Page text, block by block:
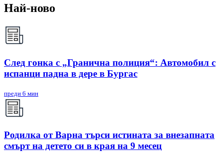
Най-ново
След гонка с „Гранична полиция“: Автомобил с
испанци падна в дере в Бургас
преди 6 мин
Родилка от Варна търси истината за внезапната
смърт на детето си в края на 9 месец